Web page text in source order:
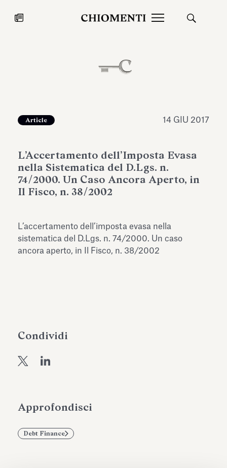
27 LUG 2026
ampliando gli spazi espositivi
dell’Antiquarium di Villa Albani
Leggi tutto
Approfondisci
Debt Finance
Article 14 GIU 2017
L’Accertamento dell’Imposta Evasa
nella Sistematica del D.Lgs. n.
74/2000. Un Caso Ancora Aperto, in
Il Fisco, n. 38/2002
L’accertamento dell’imposta evasa nella
sistematica del D.Lgs. n. 74/2000. Un caso
ancora aperto, in Il Fisco, n. 38/2002
Condividi